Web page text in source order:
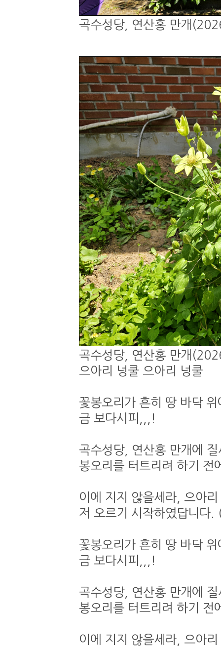
곡수성당, 연산홍 만개
곡수성당, 연산홍 만개
으아리 넝쿨 으아리 넝쿨
꽃봉오리가 흔히 땅 바닥
금 보다시피,,,!
곡수성당, 연산홍 만개에
봉오리를 터트리려 하기 전
이에 지지 않을세라, 으아
저 오르기 시작하였답니
꽃봉오리가 흔히 땅 바닥
금 보다시피,,,!
곡수성당, 연산홍 만개에
봉오리를 터트리려 하기 전
이에 지지 않을세라, 으아